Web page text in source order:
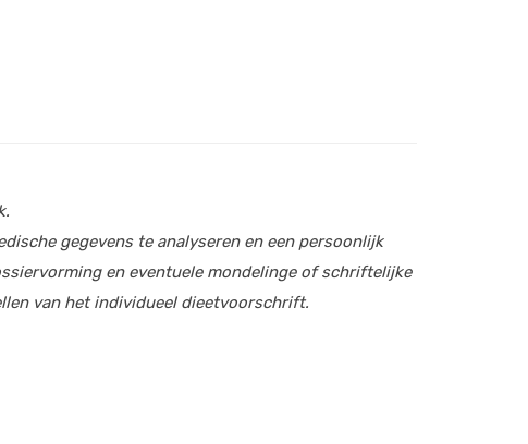
gegevens te analyseren en een persoonlijk
en eventuele mondelinge of schriftelijke
van het individueel dieetvoorschrift.